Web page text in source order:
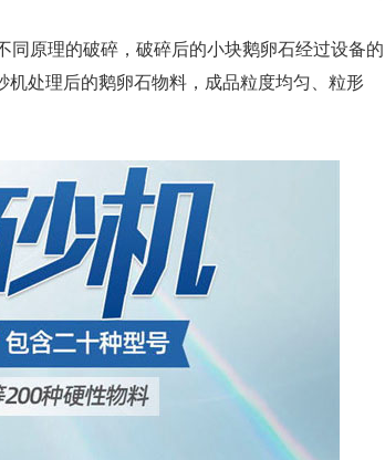
原理的破碎，破碎后的小块鹅卵石经过设备的
处理后的鹅卵石物料，成品粒度均匀、粒形